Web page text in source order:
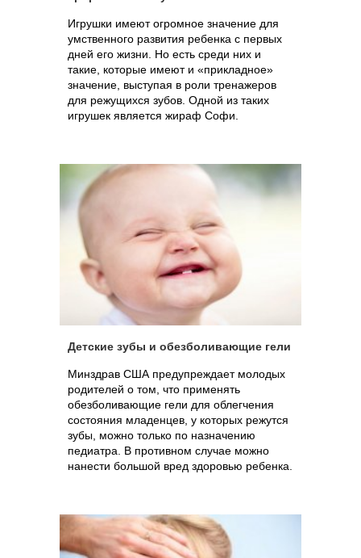
Игрушки имеют огромное значение для
умственного развития ребенка с первых
дней его жизни. Но есть среди них и
такие, которые имеют и «прикладное»
значение, выступая в роли тренажеров
для режущихся зубов. Одной из таких
игрушек является жираф Софи.
Детские зубы и обезболивающие гели
Минздрав США предупреждает молодых
родителей о том, что применять
обезболивающие гели для облегчения
состояния младенцев, у которых режутся
зубы, можно только по назначению
педиатра. В противном случае можно
нанести большой вред здоровью ребенка.